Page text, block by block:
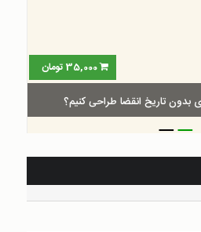
35,000 تومان
تاریخ انقضا طراحی کنیم؟
__